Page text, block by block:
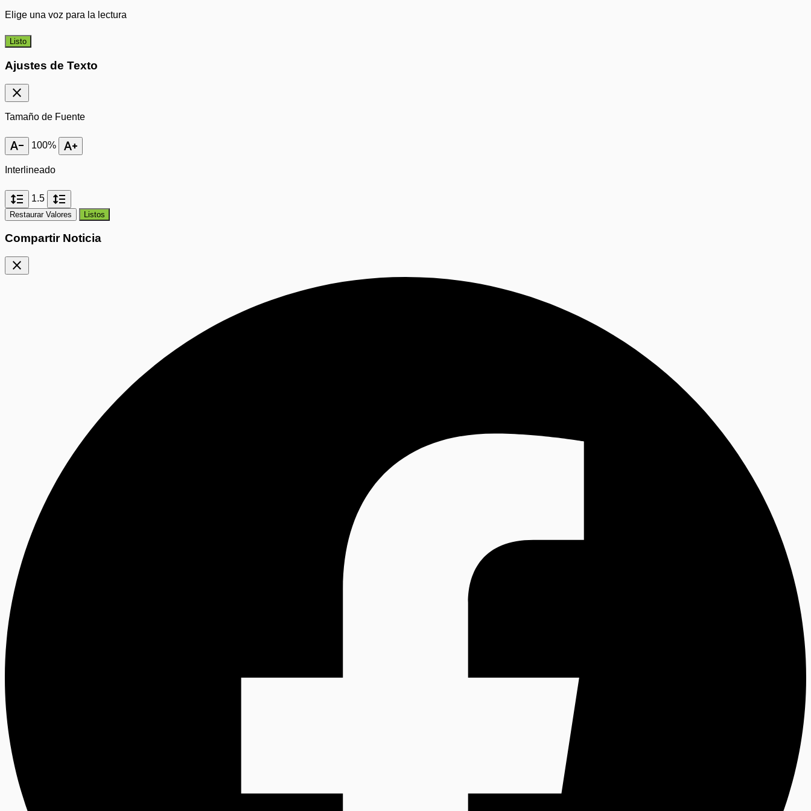
Elige una voz para la lectura
Listo
Ajustes de Texto
close
Tamaño de Fuente
text_decrease 100% text_increase
Interlineado
format_line_spacing 1.5 format_line_spacing
Restaurar Valores Listos
Compartir Noticia
close